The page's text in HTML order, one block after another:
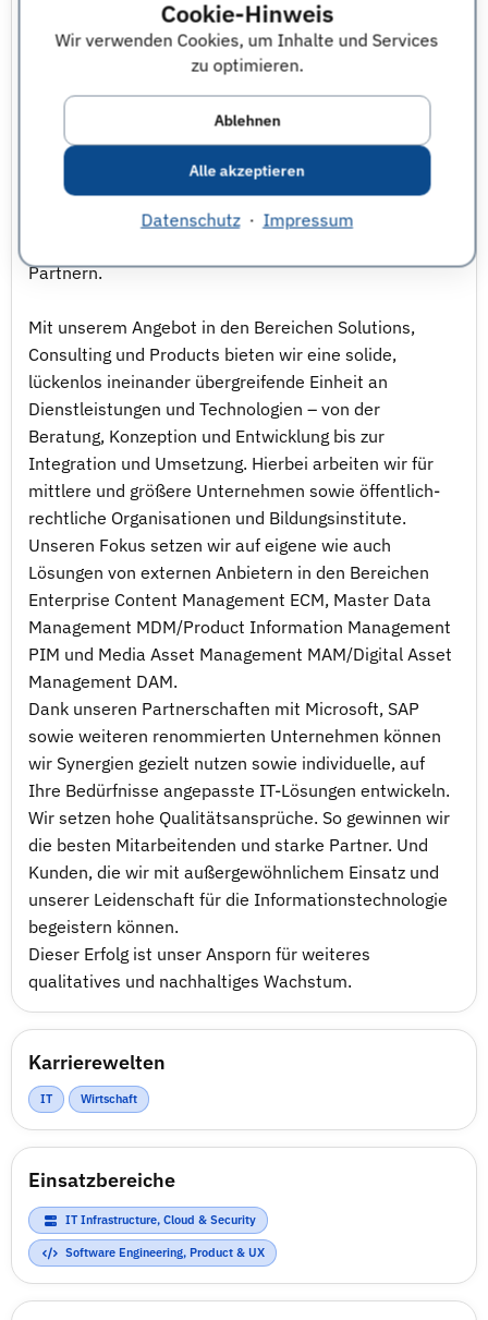
Cookie-Hinweis
Wir verwenden Cookies, um Inhalte und Services
zu optimieren.
Ablehnen
Alle akzeptieren
Datenschutz· Impressum
Sehr wichtig ist Teamfähigkeit und der Wille für
Kundenprojekte - auch vor Ort beim Kunden - zu
Reisebereitschaft und Kommunikationsfähigkeit in
Deutsch und Englisch runden Ihr Profil ab. - weitere
Infos - Als inhabergeführtes Unternehmen verbinden
wir hohe Flexibilität mit nachhaltiger
Geschäftstätigkeit und verantwortungsbewusstem
Partnern.
Mit unserem Angebot in den Bereichen Solutions,
Consulting und Products bieten wir eine solide,
lückenlos ineinander übergreifende Einheit an
Dienstleistungen und Technologien – von der
Beratung, Konzeption und Entwicklung bis zur
Integration und Umsetzung. Hierbei arbeiten wir für
mittlere und größere Unternehmen sowie öffentlich-
rechtliche Organisationen und Bildungsinstitute.
Unseren Fokus setzen wir auf eigene wie auch
Lösungen von externen Anbietern in den Bereichen
Enterprise Content Management ECM, Master Data
Management MDM/Product Information Management
PIM und Media Asset Management MAM/Digital Asset
Management DAM.
Dank unseren Partnerschaften mit Microsoft, SAP
sowie weiteren renommierten Unternehmen können
wir Synergien gezielt nutzen sowie individuelle, auf
Ihre Bedürfnisse angepasste IT-Lösungen entwickeln.
Wir setzen hohe Qualitätsansprüche. So gewinnen wir
die besten Mitarbeitenden und starke Partner. Und
Kunden, die wir mit außergewöhnlichem Einsatz und
unserer Leidenschaft für die Informationstechnologie
begeistern können.
Dieser Erfolg ist unser Ansporn für weiteres
qualitatives und nachhaltiges Wachstum.
Karrierewelten
IT Wirtschaft
Einsatzbereiche
IT Infrastructure, Cloud & Security
Software Engineering, Product & UX